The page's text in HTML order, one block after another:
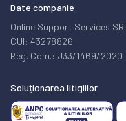
Date companie
Online Support Services SRL
CUI: 43278826
Reg. Com.: J33/1469/2020
Soluționarea litigiilor